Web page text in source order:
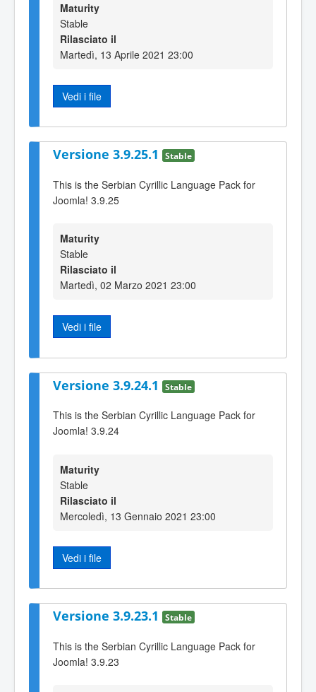
Maturity
Stable
Rilasciato il
Martedì, 13 Aprile 2021 23:00
Vedi i file
Versione 3.9.25.1 Stable
This is the Serbian Cyrillic Language Pack for
Joomla! 3.9.25
Maturity
Stable
Rilasciato il
Martedì, 02 Marzo 2021 23:00
Vedi i file
Versione 3.9.24.1 Stable
This is the Serbian Cyrillic Language Pack for
Joomla! 3.9.24
Maturity
Stable
Rilasciato il
Mercoledì, 13 Gennaio 2021 23:00
Vedi i file
Versione 3.9.23.1 Stable
This is the Serbian Cyrillic Language Pack for
Joomla! 3.9.23